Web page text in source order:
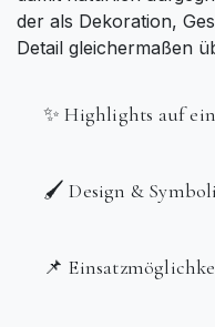
der als Dekoration,
Detail gleichermaßen
✨ Highlights auf
🖌️ Design &
📌